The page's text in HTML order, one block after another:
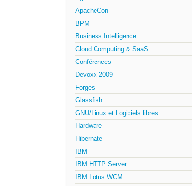
ApacheCon
BPM
Business Intelligence
Cloud Computing & SaaS
Conférences
Devoxx 2009
Forges
Glassfish
GNU/Linux et Logiciels libres
Hardware
Hibernate
IBM
IBM HTTP Server
IBM Lotus WCM